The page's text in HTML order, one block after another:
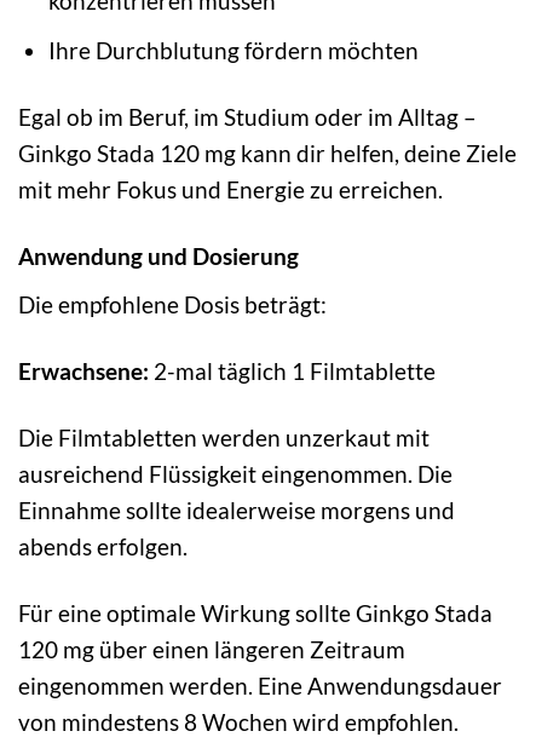
Ihre Durchblutung fördern möchten
Egal ob im Beruf, im Studium oder im Alltag –
Ginkgo Stada 120 mg kann dir helfen, deine Ziele
mit mehr Fokus und Energie zu erreichen.
Anwendung und Dosierung
Die empfohlene Dosis beträgt:
Erwachsene: 2-mal täglich 1 Filmtablette
Die Filmtabletten werden unzerkaut mit
ausreichend Flüssigkeit eingenommen. Die
Einnahme sollte idealerweise morgens und
abends erfolgen.
Für eine optimale Wirkung sollte Ginkgo Stada
120 mg über einen längeren Zeitraum
eingenommen werden. Eine Anwendungsdauer
von mindestens 8 Wochen wird empfohlen.